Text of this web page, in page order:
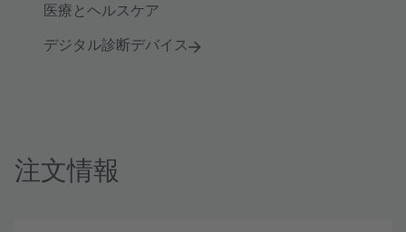
医療とヘルスケア
デジタル診断デバイス
注文情報